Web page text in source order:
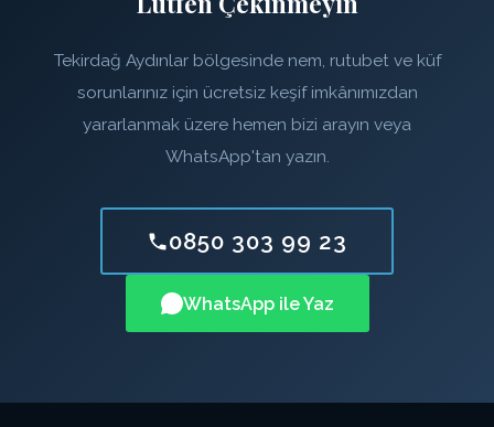
Tekirdağ Aydınlar bölgesinde nem, rutubet ve küf
sorunlarınız için ücretsiz keşif imkânımızdan
yararlanmak üzere hemen bizi arayın veya
WhatsApp'tan yazın.
0850 303 99 23
WhatsApp ile Yaz